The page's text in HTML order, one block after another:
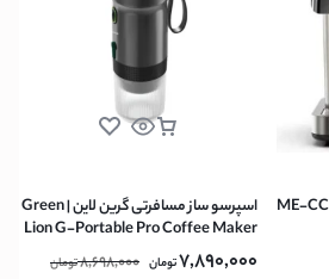
اسپرسو ساز مسافرتی گرین لاین | Green
Lion G-Portable Pro Coffee Maker
60ml – Black
7,890,000تومان 8,698,000تومان